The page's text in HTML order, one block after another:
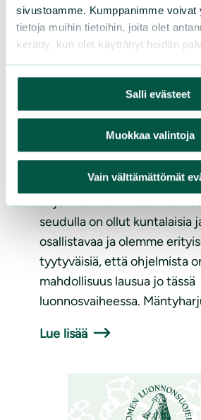
sivustoamme. Kumppanimme voivat
tietoja muihin tietoihin, joita olet
kerätty, kun olet käyttänyt heidän
Salli evästeet
Muokkaa valintoja
Vain välttämättömät
KANNANOTOT | 03.06.2021
Lausunto
ohjelman
2031)
Lausunto: Mäntyharjun
2021-2031, luonnos Kuntien
ohjelmien 2021-2031
seudulla on ollut kuntalaisia
osallistavaa ja olemme
tyytyväisiä, että ohjelmista
mahdollisuus lausua jo tässä
luonnosvaiheessa.
Lue lisää